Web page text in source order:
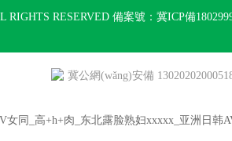
RESERVED 備案號： 冀ICP備
冀公網(wǎng)安備
同_高+h+肉_东北露脸熟妇xxxxx_亚洲日